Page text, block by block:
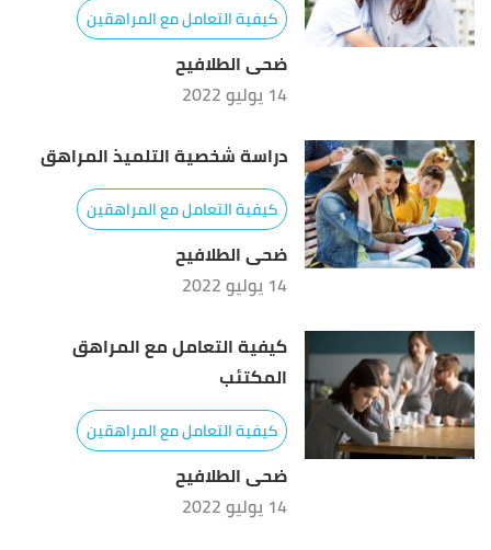
كيفية التعامل مع المراهقين
ضحى الطلافيح
14 يوليو 2022
دراسة شخصية التلميذ المراهق
كيفية التعامل مع المراهقين
ضحى الطلافيح
14 يوليو 2022
كيفية التعامل مع المراهق
المكتئب
كيفية التعامل مع المراهقين
ضحى الطلافيح
14 يوليو 2022